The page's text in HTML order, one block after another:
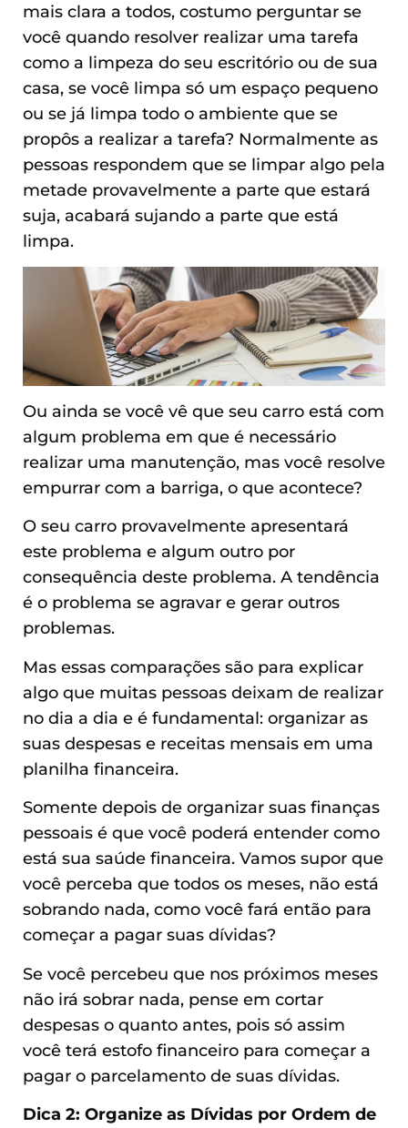
mais clara a todos, costumo perguntar se
você quando resolver realizar uma tarefa
como a limpeza do seu escritório ou de sua
casa, se você limpa só um espaço pequeno
ou se já limpa todo o ambiente que se
propôs a realizar a tarefa? Normalmente as
pessoas respondem que se limpar algo pela
metade provavelmente a parte que estará
suja, acabará sujando a parte que está
limpa.
Ou ainda se você vê que seu carro está com
algum problema em que é necessário
realizar uma manutenção, mas você resolve
empurrar com a barriga, o que acontece?
O seu carro provavelmente apresentará
este problema e algum outro por
consequência deste problema. A tendência
é o problema se agravar e gerar outros
problemas.
Mas essas comparações são para explicar
algo que muitas pessoas deixam de realizar
no dia a dia e é fundamental: organizar as
suas despesas e receitas mensais em uma
planilha financeira.
Somente depois de organizar suas finanças
pessoais é que você poderá entender como
está sua saúde financeira. Vamos supor que
você perceba que todos os meses, não está
sobrando nada, como você fará então para
começar a pagar suas dívidas?
Se você percebeu que nos próximos meses
não irá sobrar nada, pense em cortar
despesas o quanto antes, pois só assim
você terá estofo financeiro para começar a
pagar o parcelamento de suas dívidas.
Dica 2: Organize as Dívidas por Ordem de